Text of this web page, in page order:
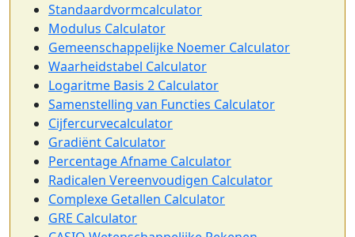
Standaardvormcalculator
Modulus Calculator
Gemeenschappelijke Noemer Calculator
Waarheidstabel Calculator
Logaritme Basis 2 Calculator
Samenstelling van Functies Calculator
Cijfercurvecalculator
Gradiënt Calculator
Percentage Afname Calculator
Radicalen Vereenvoudigen Calculator
Complexe Getallen Calculator
GRE Calculator